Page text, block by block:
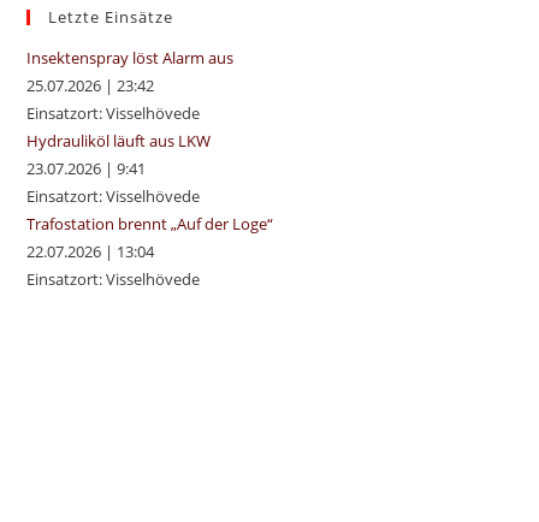
Letzte Einsätze
Insektenspray löst Alarm aus
25.07.2026 |23:42
Einsatzort: Visselhövede
Hydrauliköl läuft aus LKW
23.07.2026 |9:41
Einsatzort: Visselhövede
Trafostation brennt „Auf der Loge“
22.07.2026 | 13:04
Einsatzort: Visselhövede